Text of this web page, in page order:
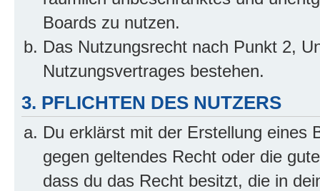
Boards zu nutzen.
Das Nutzungsrecht nach Punkt 2,
Nutzungsvertrages bestehen.
3. PFLICHTEN DES NUTZERS
Du erklärst mit der Erstellung eines
gegen geltendes Recht oder die
dass du das Recht besitzt, die in